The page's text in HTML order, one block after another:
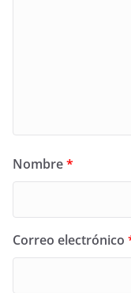
Nombre*
Correo electrónico